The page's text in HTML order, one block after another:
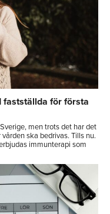
för första
men trots det har det
ska bedrivas. Tills nu.
immunterapi som